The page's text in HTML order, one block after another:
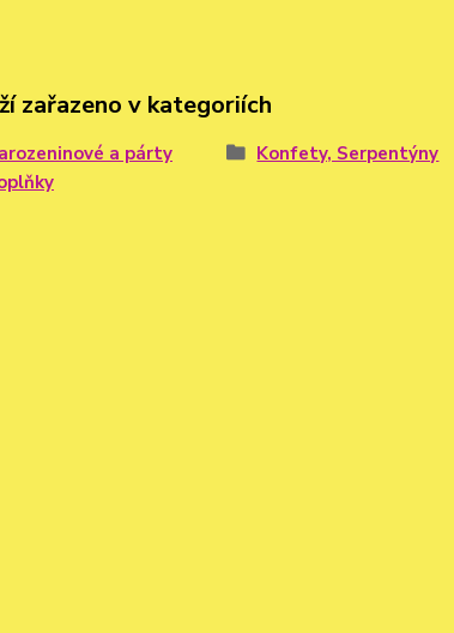
zařazeno v kategoriích
a párty
Konfety, Serpentýny